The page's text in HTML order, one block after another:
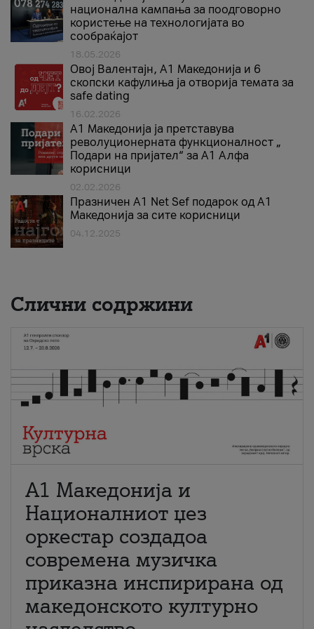
национална кампања за поодговорно
користење на технологијата во
сообраќајот
18.05.2026
Овој Валентајн, A1 Македонија и 6
скопски кафулиња ја отворија темата за
safe dating
16.02.2026
А1 Македонија ја претставува
револуционерната функционалност „
Подари на пријател“ за А1 Алфа
корисници
02.02.2026
Празничен A1 Net Sеf подарок од А1
Македонија за сите корисници
04.12.2025
Слични содржини
А1 Македонија и
Националниот џез
оркестар создадоа
современа музичка
приказна инспирирана од
македонското културно